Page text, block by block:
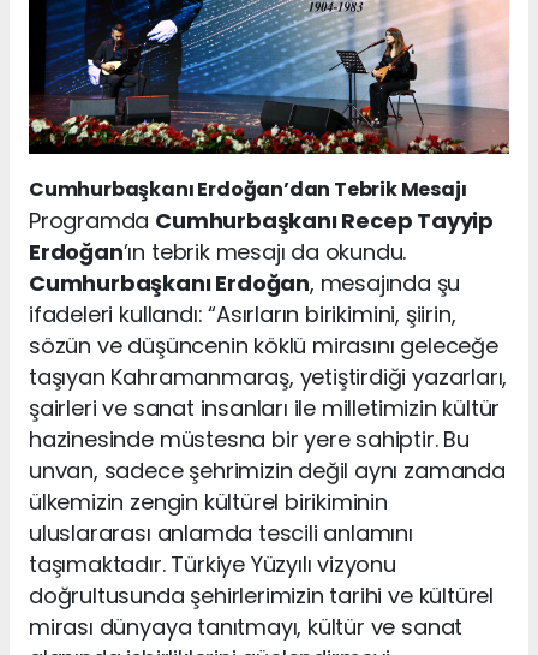
Cumhurbaşkanı Erdoğan’dan Tebrik Mesajı
Programda Cumhurbaşkanı Recep Tayyip
Erdoğan’ın tebrik mesajı da okundu.
Cumhurbaşkanı Erdoğan, mesajında şu
ifadeleri kullandı: “Asırların birikimini, şiirin,
sözün ve düşüncenin köklü mirasını geleceğe
taşıyan Kahramanmaraş, yetiştirdiği yazarları,
şairleri ve sanat insanları ile milletimizin kültür
hazinesinde müstesna bir yere sahiptir. Bu
unvan, sadece şehrimizin değil aynı zamanda
ülkemizin zengin kültürel birikiminin
uluslararası anlamda tescili anlamını
taşımaktadır. Türkiye Yüzyılı vizyonu
doğrultusunda şehirlerimizin tarihi ve kültürel
mirası dünyaya tanıtmayı, kültür ve sanat